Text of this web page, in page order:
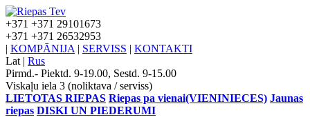
+371 +371 29101673
+371 +371 26532953
| KOMPĀNIJA | SERVISS | KONTAKTI
Lat | Rus
Pirmd.- Piektd. 9-19.00, Sestd. 9-15.00
Viskaļu iela 3 (noliktava / serviss)
LIETOTAS RIEPAS Riepas pa vienai(VIENINIECES) Jaunas
riepas DISKI UN PIEDERUMI